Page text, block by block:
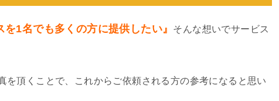
を1名でも多くの方に提供したい』
そんな想いでサービス
を頂くことで、これからご依頼される方の参考になると思い